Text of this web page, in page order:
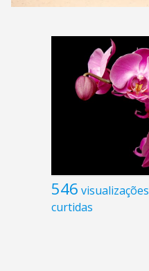
546 visualizações
curtidas